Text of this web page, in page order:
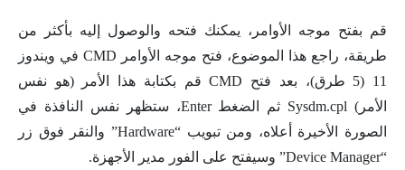
قم بفتح موجه الأوامر، يمكنك فتحه والوصول إليه بأكثر من
طريقة، راجع هذا الموضوع،
فتح موجه الأوامر CMD في ويندوز
11 (5 طرق)، بعد فتح CMD قم بكتابة هذا الأمر (هو نفس
الأمر)
Sysdm.cpl ثم الضغط Enter، ستظهر نفس النافذة في
الصورة الأخيرة أعلاه، ومن تبويب “Hardware” والنقر فوق زر
“Device Manager” وسيفتح على الفور مدير الأجهزة.